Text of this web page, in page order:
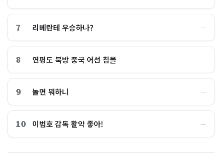
7 리베란테 우승하나? ―
8 연평도 북방 중국 어선 침몰 ―
9 놀면 뭐하니 ―
10 이범호 감독 활약 좋아! ―